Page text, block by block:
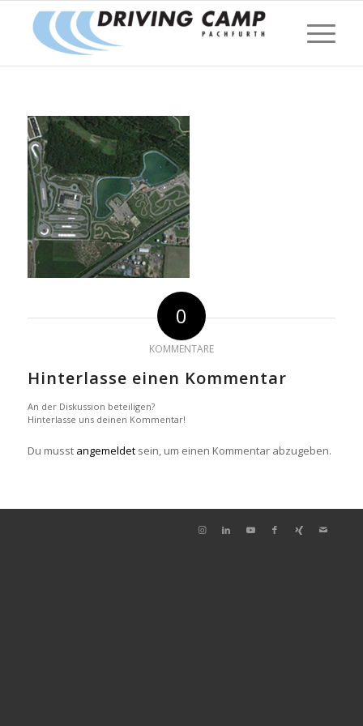
0
KOMMENTARE
Hinterlasse einen Kommentar
An der Diskussion beteiligen?
Hinterlasse uns deinen Kommentar!
Du musst angemeldetsein, um einen Kommentar abzugeben.